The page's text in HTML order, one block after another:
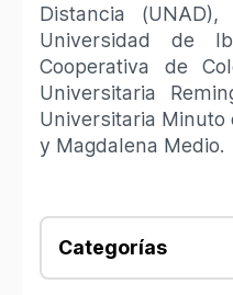
Distancia
Universidad de
Cooperativa de
Universitaria
Universitaria Minuto
y Magdalena Medio.
Categorías